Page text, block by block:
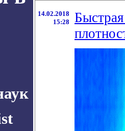
14.02.2018
15:28